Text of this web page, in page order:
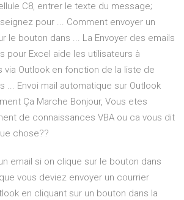
C8, entrer le texte du message;
pour ... Comment envoyer un
le bouton dans ... La Envoyer des emails
pour Excel aide les utilisateurs à
via Outlook en fonction de la liste de
... Envoi mail automatique sur Outlook
Ça Marche Bonjour, Vous etes
de connaissances VBA ou ca vous dit
chose??
email si on clique sur le bouton dans
vous deviez envoyer un courrier
en cliquant sur un bouton dans la